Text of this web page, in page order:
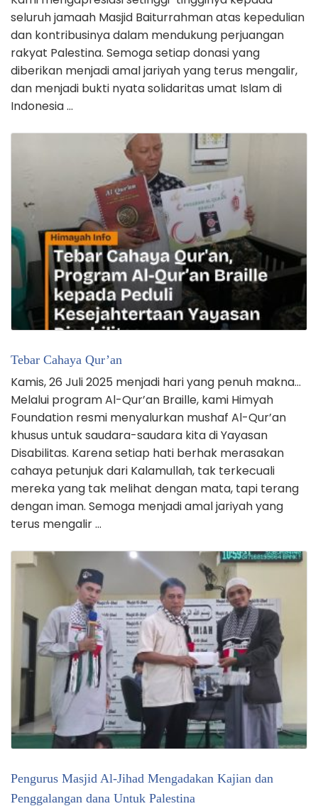
seluruh jamaah Masjid Baiturrahman atas kepedulian
dan kontribusinya dalam mendukung perjuangan
rakyat Palestina. Semoga setiap donasi yang
diberikan menjadi amal jariyah yang terus mengalir,
dan menjadi bukti nyata solidaritas umat Islam di
Indonesia …
Tebar Cahaya Qur’an
Kamis, 26 Juli 2025 menjadi hari yang penuh makna…
Melalui program Al-Qur’an Braille, kami Himyah
Foundation resmi menyalurkan mushaf Al-Qur’an
khusus untuk saudara-saudara kita di Yayasan
Disabilitas. Karena setiap hati berhak merasakan
cahaya petunjuk dari Kalamullah, tak terkecuali
mereka yang tak melihat dengan mata, tapi terang
dengan iman. Semoga menjadi amal jariyah yang
terus mengalir …
Pengurus Masjid Al-Jihad Mengadakan Kajian dan
Penggalangan dana Untuk Palestina